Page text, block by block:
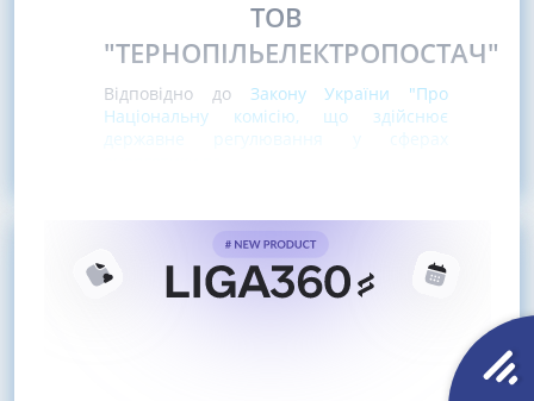
ТОВ
"ТЕРНОПІЛЬЕЛЕКТРОПОСТАЧ"
Відповідно до Закону України "Про
Національну комісію, що здійснює
державне регулювання у сферах